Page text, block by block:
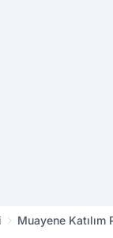
Muayene Katılım